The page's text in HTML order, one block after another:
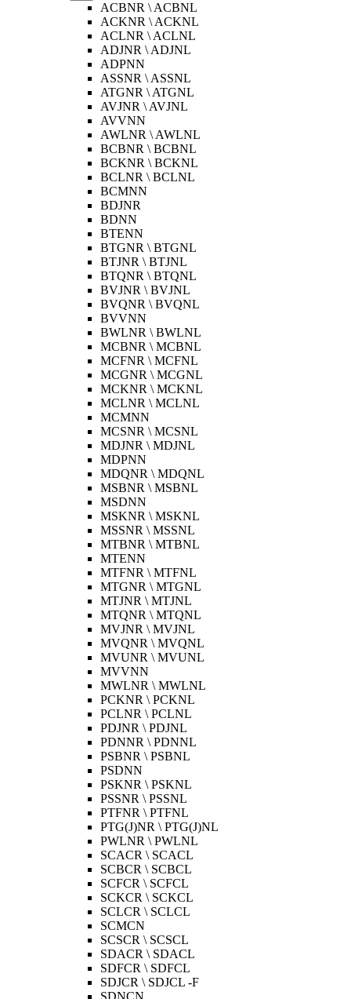
ACBNR \ ACBNL
ACKNR \ ACKNL
ACLNR \ ACLNL
ADJNR \ ADJNL
ADPNN
ASSNR \ ASSNL
ATGNR \ ATGNL
AVJNR \ AVJNL
AVVNN
AWLNR \ AWLNL
BCBNR \ BCBNL
BCKNR \ BCKNL
BCLNR \ BCLNL
BCMNN
BDJNR
BDNN
BTENN
BTGNR \ BTGNL
BTJNR \ BTJNL
BTQNR \ BTQNL
BVJNR \ BVJNL
BVQNR \ BVQNL
BVVNN
BWLNR \ BWLNL
MCBNR \ MCBNL
MCFNR \ MCFNL
MCGNR \ MCGNL
MCKNR \ MCKNL
MCLNR \ MCLNL
MCMNN
MCSNR \ MCSNL
MDJNR \ MDJNL
MDPNN
MDQNR \ MDQNL
MSBNR \ MSBNL
MSDNN
MSKNR \ MSKNL
MSSNR \ MSSNL
MTBNR \ MTBNL
MTENN
MTFNR \ MTFNL
MTGNR \ MTGNL
MTJNR \ MTJNL
MTQNR \ MTQNL
MVJNR \ MVJNL
MVQNR \ MVQNL
MVUNR \ MVUNL
MVVNN
MWLNR \ MWLNL
PCKNR \ PCKNL
PCLNR \ PCLNL
PDJNR \ PDJNL
PDNNR \ PDNNL
PSBNR \ PSBNL
PSDNN
PSKNR \ PSKNL
PSSNR \ PSSNL
PTFNR \ PTFNL
PTG(J)NR \ PTG(J)NL
PWLNR \ PWLNL
SCACR \ SCACL
SCBCR \ SCBCL
SCFCR \ SCFCL
SCKCR \ SCKCL
SCLCR \ SCLCL
SCMCN
SCSCR \ SCSCL
SDACR \ SDACL
SDFCR \ SDFCL
SDJCR \ SDJCL -F
SDNCN